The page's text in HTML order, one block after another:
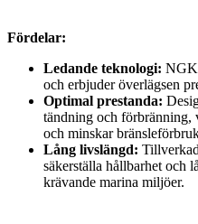
Fördelar:
Ledande teknologi: NGK
och erbjuder överlägsen
Optimal prestanda:
tändning och
och minskar
Lång livslängd:
säkerställa hållbarhet och
krävande marina miljöer.